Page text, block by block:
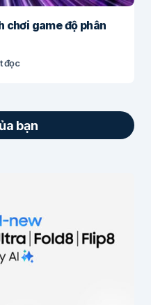
chơi game độ phân
đọc
bạn
được đánh dấu